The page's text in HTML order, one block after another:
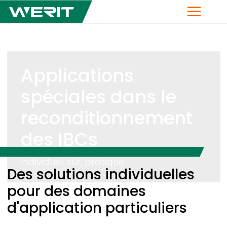
Menu
Breadcrumb
Des solutions individuelles
pour des domaines
d'application particuliers